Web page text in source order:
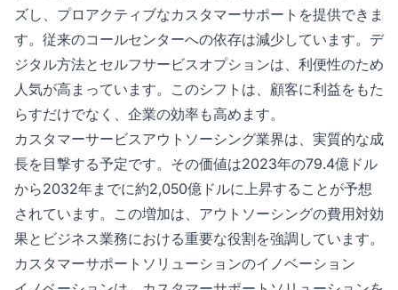
ズし、プロアクティブなカスタマーサポートを提供できま
す。従来のコールセンターへの依存は減少しています。デ
ジタル方法とセルフサービスオプションは、利便性のため
人気が高まっています。このシフトは、顧客に利益をもた
らすだけでなく、企業の効率も高めます。
カスタマーサービスアウトソーシング業界は、実質的な成
長を目撃する予定です。その価値は2023年の79.4億ドル
から2032年までに約2,050億ドルに上昇することが予想
されています。この増加は、アウトソーシングの費用対効
果とビジネス業務における重要な役割を強調しています。
カスタマーサポートソリューションのイノベーション